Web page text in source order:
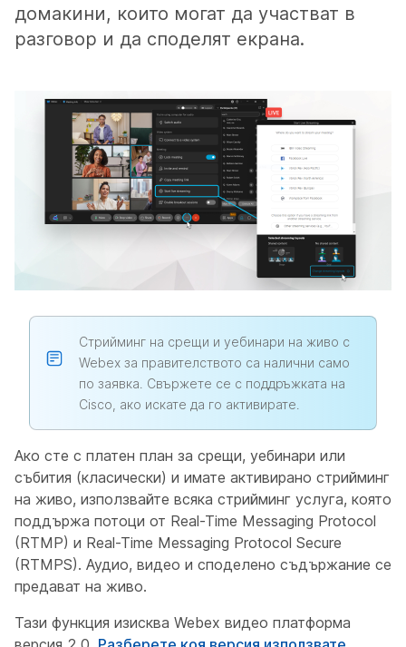
домакини, които могат да участват в
разговор и да споделят екрана.
Стрийминг на срещи и уебинари на живо с
Webex за правителството са налични само
по заявка. Свържете се с поддръжката на
Cisco, ако искате да го активирате.
Ако сте с платен план за срещи, уебинари или
събития (класически) и имате активирано стрийминг
на живо, използвайте всяка стрийминг услуга, която
поддържа потоци от Real-Time Messaging Protocol
(RTMP) и Real-Time Messaging Protocol Secure
(RTMPS). Аудио, видео и споделено съдържание се
предават на живо.
Тази функция изисква Webex видео платформа